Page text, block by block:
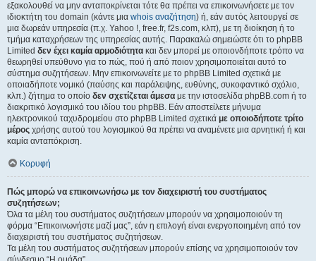
εξακολουθεί να μην ανταποκρίνεται τότε θα πρέπει να επικοινωνήσετε με τον
ιδιοκτήτη του domain (κάντε μια whois αναζήτηση) ή, εάν αυτός λειτουργεί σε
μια δωρεάν υπηρεσία (π.χ. Yahoo !, free.fr, f2s.com, κλπ), με τη διοίκηση ή το
τμήμα καταχρήσεων της υπηρεσίας αυτής. Παρακαλώ σημειώστε ότι το phpBB
Limited δεν έχει καμία αρμοδιότητα και δεν μπορεί με οποιονδήποτε τρόπο να
θεωρηθεί υπεύθυνο για το πώς, πού ή από ποιον χρησιμοποιείται αυτό το
σύστημα συζητήσεων. Μην επικοινωνείτε με το phpBB Limited σχετικά με
οποιαδήποτε νομικό (παύσης και παράλειψης, ευθύνης, συκοφαντικό σχόλιο,
κλπ.) ζήτημα το οποίο δεν σχετίζεται άμεσα με την ιστοσελίδα phpBB.com ή το
διακριτικό λογισμικό του ιδίου του phpBB. Εάν αποστείλετε μήνυμα
ηλεκτρονικού ταχυδρομείου στο phpBB Limited σχετικά με οποιοδήποτε τρίτο
μέρος χρήσης αυτού του λογισμικού θα πρέπει να αναμένετε μια αρνητική ή και
καμία ανταπόκριση.
Κορυφή
Πώς μπορώ να επικοινωνήσω με τον διαχειριστή του συστήματος
συζητήσεων;
Όλα τα μέλη του συστήματος συζητήσεων μπορούν να χρησιμοποιούν τη
φόρμα “Επικοινωνήστε μαζί μας”, εάν η επιλογή είναι ενεργοποιημένη από τον
διαχειριστή του συστήματος συζητήσεων.
Τα μέλη του συστήματος συζητήσεων μπορούν επίσης να χρησιμοποιούν τον